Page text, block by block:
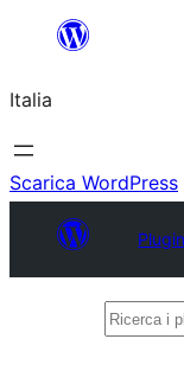
contenuto
Italia
Scarica WordPress
Ricerca